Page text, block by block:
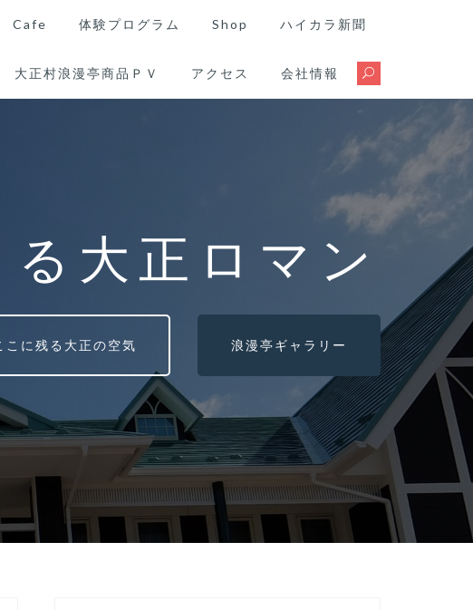
Cafe 体験プログラム Shop ハイカラ新聞
大正村浪漫亭商品ＰＶ アクセス 会社情報
大正ロマン
こに残る大正の空気 浪漫亭ギャラリー